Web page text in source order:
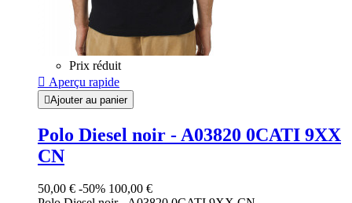
Prix réduit
 Aperçu rapide
Ajouter au panier
Polo Diesel noir - A03820 0CATI 9XX
CN
50,00 € -50% 100,00 €